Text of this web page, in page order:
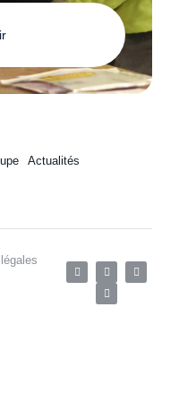
Actualités